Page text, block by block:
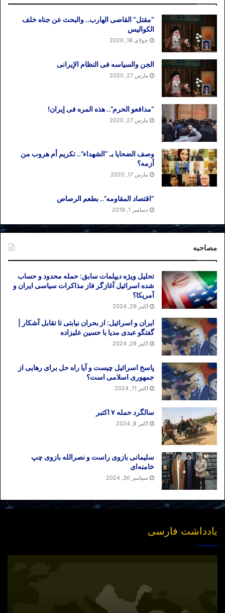
“مقتل” القاضی الهارب.. والبحث عن جناه خلف
الکوالیس
جولای 18, 2020
الجن والسیاسه فی النظام اﻹیرانی
مارس 27, 2020
“مدافعو الحرم”.. هذه المره فی إیران!
مارس 27, 2020
وصف الضحایا بـ “الشهداء”.. تکریم أم هروب من
أزمه؟
مارس 17, 2020
“اقتصاد المقاومه”.. بطعم الرصاص
دسامبر 1, 2019
مصاحبه
تحلیل ویژه دیپلمات سابق: حمله محدود و حساب
شده اسرائیل آغازگر فاز مذاکرات سیاسی ایران و
آمریکا؟
اکتبر 29, 2024
ایران و اسرائیل: از بحران نیابتی تا تقابل آشکار |
گفتگو عبدی مدیا با حسین علیزاده
اکتبر 28, 2024
پاسخ اسرائیل چیست و آیا راه حل برای رهایی از
جمهوری اسلامی است؟
اکتبر 11, 2024
سالگرد حمله ۷ اکتبر
اکتبر 8, 2024
سلیمانی بازوی راست و نصرالله بازوی چپ
خامنه‌ای
سپتامبر 30, 2024
یادداشت فارسی